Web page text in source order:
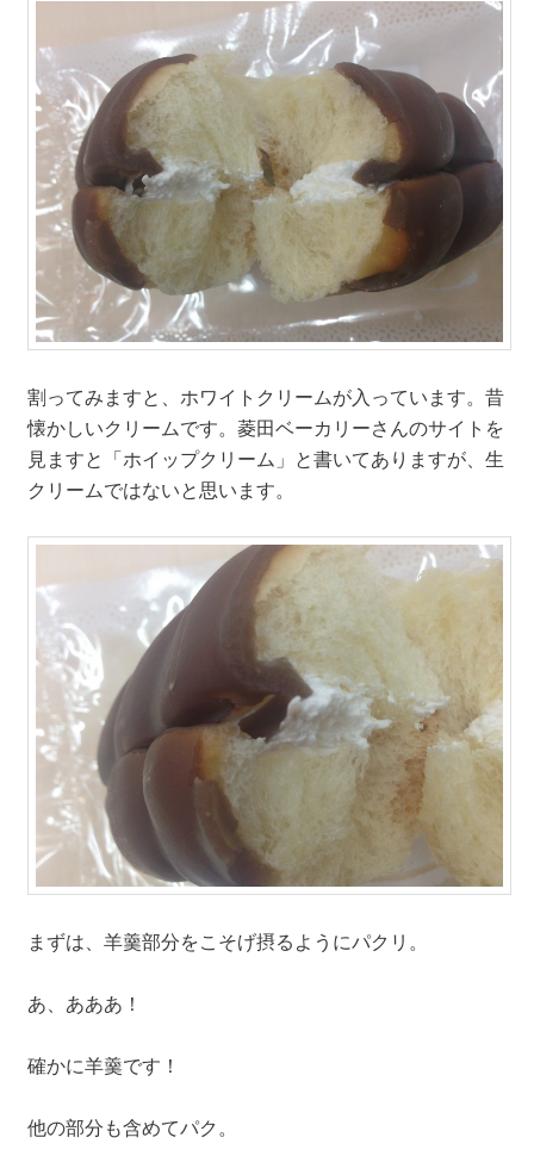
割ってみますと、ホワイトクリームが入っています。昔
懐かしいクリームです。菱田ベーカリーさんのサイトを
見ますと「ホイップクリーム」と書いてありますが、生
クリームではないと思います。
まずは、羊羹部分をこそげ摂るようにパクリ。
あ、あああ！
確かに羊羹です！
他の部分も含めてパク。